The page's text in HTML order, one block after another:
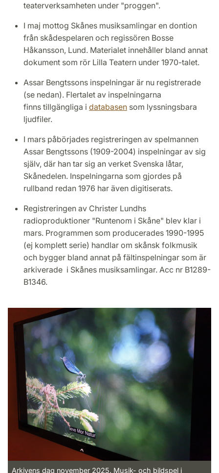
teaterverksamheten under "proggen".
I maj mottog Skånes musiksamlingar en dontion
från skådespelaren och regissören Bosse
Håkansson, Lund. Materialet innehåller bland annat
dokument som rör Lilla Teatern under 1970-talet.
Assar Bengtssons inspelningar är nu registrerade
(se nedan). Flertalet av inspelningarna
finns tillgängliga i databasen som lyssningsbara
ljudfiler.
I mars påbörjades registreringen av spelmannen
Assar Bengtssons (1909-2004) inspelningar av sig
själv, där han tar sig an verket Svenska låtar,
Skånedelen. Inspelningarna som gjordes på
rullband redan 1976 har även digitiserats.
Registreringen av Christer Lundhs
radioproduktioner "Runtenom i Skåne" blev klar i
mars. Programmen som producerades 1990-1995
(ej komplett serie) handlar om skånsk folkmusik
och bygger bland annat på fältinspelningar som är
arkiverade i Skånes musiksamlingar. Acc nr B1289-
B1346.
Arkivens dag november 2025. Musik- och bildspel i